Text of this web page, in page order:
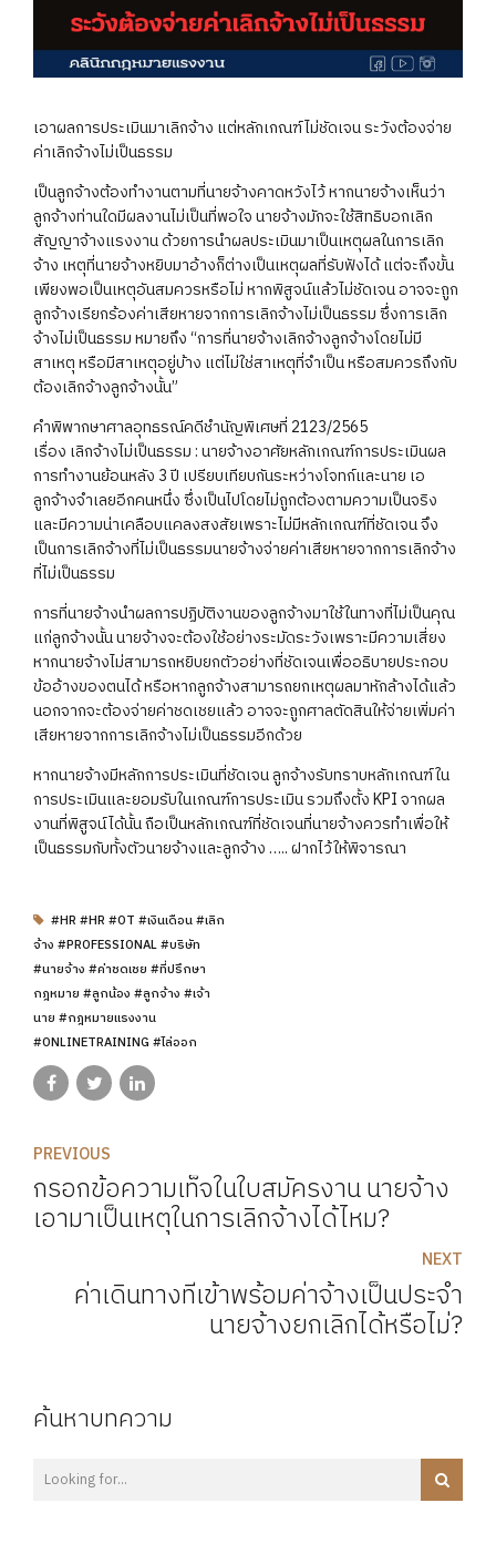
เอาผลการประเมินมาเลิกจ้าง แต่หลักเกณฑ์ไม่ชัดเจน ระวังต้องจ่าย
ค่าเลิกจ้างไม่เป็นธรรม
เป็นลูกจ้างต้องทำงานตามที่นายจ้างคาดหวังไว้ หากนายจ้างเห็นว่า
ลูกจ้างท่านใดมีผลงานไม่เป็นที่พอใจ นายจ้างมักจะใช้สิทธิบอกเลิก
สัญญาจ้างแรงงาน ด้วยการนำผลประเมินมาเป็นเหตุผลในการเลิก
จ้าง เหตุที่นายจ้างหยิบมาอ้างก็ต่างเป็นเหตุผลที่รับฟังได้ แต่จะถึงขั้น
เพียงพอเป็นเหตุอันสมควรหรือไม่ หากพิสูจน์แล้วไม่ชัดเจน อาจจะถูก
ลูกจ้างเรียกร้องค่าเสียหายจากการเลิกจ้างไม่เป็นธรรม ซึ่งการเลิก
จ้างไม่เป็นธรรม หมายถึง “การที่นายจ้างเลิกจ้างลูกจ้างโดยไม่มี
สาเหตุ หรือมีสาเหตุอยู่บ้าง แต่ไม่ใช่สาเหตุที่จำเป็น หรือสมควรถึงกับ
ต้องเลิกจ้างลูกจ้างนั้น”
คำพิพากษาศาลอุทธรณ์คดีชำนัญพิเศษที่ 2123/2565
เรื่อง เลิกจ้างไม่เป็นธรรม : นายจ้างอาศัยหลักเกณฑ์การประเมินผล
การทำงานย้อนหลัง 3 ปี เปรียบเทียบกันระหว่างโจทก์และนาย เอ
ลูกจ้างจำเลยอีกคนหนึ่ง ซึ่งเป็นไปโดยไม่ถูกต้องตามความเป็นจริง
และมีความน่าเคลือบแคลงสงสัยเพราะไม่มีหลักเกณฑ์ที่ชัดเจน จึง
เป็นการเลิกจ้างที่ไม่เป็นธรรมนายจ้างจ่ายค่าเสียหายจากการเลิกจ้าง
ที่ไม่เป็นธรรม
การที่นายจ้างนำผลการปฏิบัติงานของลูกจ้างมาใช้ในทางที่ไม่เป็นคุณ
แก่ลูกจ้างนั้น นายจ้างจะต้องใช้อย่างระมัดระวังเพราะมีความเสี่ยง
หากนายจ้างไม่สามารถหยิบยกตัวอย่างที่ชัดเจนเพื่ออธิบายประกอบ
ข้ออ้างของตนได้ หรือหากลูกจ้างสามารถยกเหตุผลมาหักล้างได้แล้ว
นอกจากจะต้องจ่ายค่าชดเชยแล้ว อาจจะถูกศาลตัดสินให้จ่ายเพิ่มค่า
เสียหายจากการเลิกจ้างไม่เป็นธรรมอีกด้วย
หากนายจ้างมีหลักการประเมินที่ชัดเจน ลูกจ้างรับทราบหลักเกณฑ์ใน
การประเมินและยอมรับในเกณฑ์การประเมิน รวมถึงตั้ง KPI จากผล
งานที่พิสูจน์ได้นั้น ถือเป็นหลักเกณฑ์ที่ชัดเจนที่นายจ้างควรทำเพื่อให้
เป็นธรรมกับทั้งตัวนายจ้างและลูกจ้าง ….. ฝากไว้ให้พิจารณา
#HR #HR #OT #เงินเดือน #เลิก
จ้าง #PROFESSIONAL #บริษัท
#นายจ้าง #ค่าชดเชย #ที่ปรึกษา
กฎหมาย #ลูกน้อง #ลูกจ้าง #เจ้า
นาย #กฎหมายแรงงาน
#ONLINETRAINING #ไล่ออก
PREVIOUS
กรอกข้อความเท็จในใบสมัครงาน นายจ้าง
เอามาเป็นเหตุในการเลิกจ้างได้ไหม?
NEXT
ค่าเดินทางที่เข้าพร้อมค่าจ้างเป็นประจำ
นายจ้างยกเลิกได้หรือไม่?
ค้นหาบทความ